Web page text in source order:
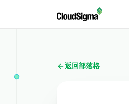
返回部落格